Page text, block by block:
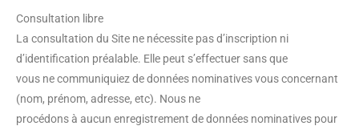
Consultation libre
La consultation du Site ne nécessite pas d’inscription ni
d’identification préalable. Elle peut s’effectuer sans que
vous ne communiquiez de données nominatives vous concernant
(nom, prénom, adresse, etc). Nous ne
procédons à aucun enregistrement de données nominatives pour